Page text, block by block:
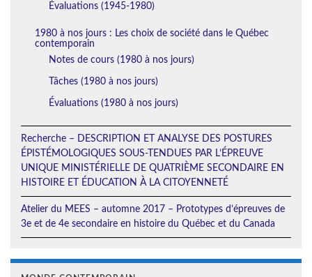
Évaluations (1945-1980)
1980 à nos jours : Les choix de société dans le Québec
contemporain
Notes de cours (1980 à nos jours)
Tâches (1980 à nos jours)
Évaluations (1980 à nos jours)
Recherche – DESCRIPTION ET ANALYSE DES POSTURES
ÉPISTÉMOLOGIQUES SOUS-TENDUES PAR L’ÉPREUVE
UNIQUE MINISTÉRIELLE DE QUATRIÈME SECONDAIRE EN
HISTOIRE ET ÉDUCATION À LA CITOYENNETÉ
Atelier du MEES – automne 2017 – Prototypes d’épreuves de
3e et de 4e secondaire en histoire du Québec et du Canada